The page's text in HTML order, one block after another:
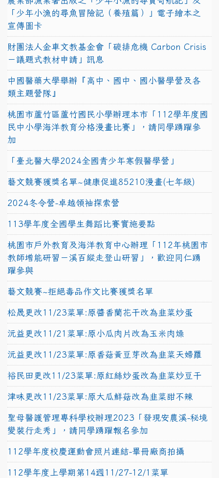
「少年小漁的尋魚冒險記（養殖篇）」電子繪本之
宣傳圖卡
財團法人金車文教基金會「碳排危機 Carbon Crisis
－議題式教材申請」訊息
中國醫藥大學舉辦『高中、國中、國小醫學營及各
類主題營隊』
桃園市蘆竹區蘆竹國民小學辦理本市「112學年度國
民中小學海洋教育分格漫畫比賽」，請同學踴躍參
加
「臺北醫大學2024全國青少年寒假醫學營」
藝文競賽獲獎名單~健康促進85210漫畫(七年級)
2024冬令營-卓越領袖探索營
113學年度全國學生舞蹈比賽實施要點
桃園市戶外教育及海洋教育中心辦理「112年桃園市
教師增能研習－溪百縱走登山研習」，歡迎同仁踴
躍參與
藝文競賽~拒絕毒品作文比賽獲獎名單
松晟更改11/23菜單:原醬香蘭花干改為韭菜炒蛋
沅益更改11/21菜單:原小瓜肉片改為玉米肉燥
沅益更改11/23菜單:原香菇黃豆芽改為韭菜天婦羅
裕民田更改11/23菜單:原紅絲炒蛋改為韭菜炒豆干
津味更改11/23菜單:原大瓜鮮菇改為韭菜甜不辣
聖母醫護管理專科學校辦理2023「發現安農溪-秘境
變裝行走秀」，請同學踴躍報名參加
112學年度校慶運動會照片連結-畢冊廠商拍攝
112學年度上學期第14週11/27-12/1菜單